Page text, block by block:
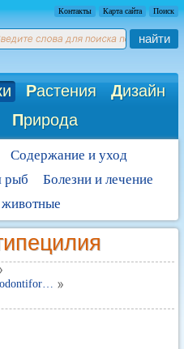
Контакты Карта сайта Поиск
найти
Растения Дизайн
Природа
Содержание и уход
рыб
Болезни и лечение